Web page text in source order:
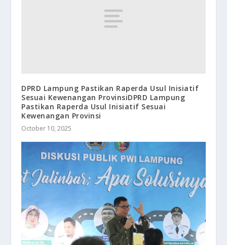
DPRD Lampung Pastikan Raperda Usul Inisiatif
Sesuai Kewenangan ProvinsiDPRD Lampung
Pastikan Raperda Usul Inisiatif Sesuai
Kewenangan Provinsi
October 10, 2025